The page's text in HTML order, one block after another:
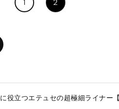
1 2
役立つエテュセの超極細ライナー